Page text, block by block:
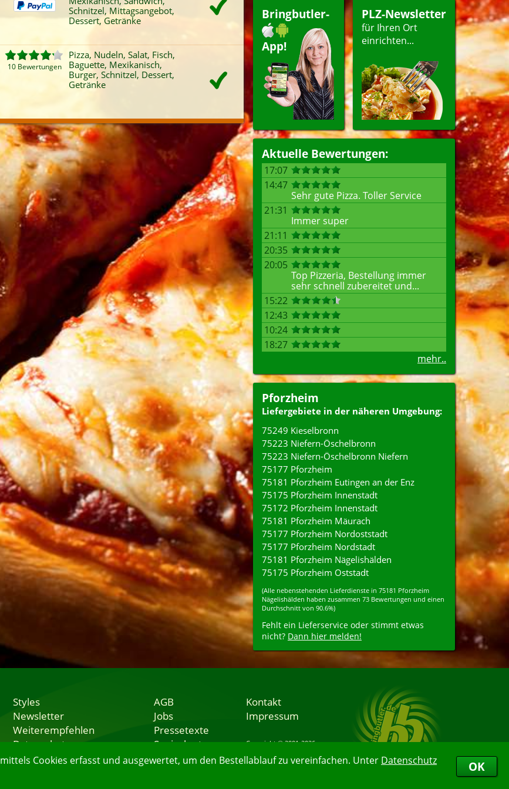
Cookies erfasst und ausgewertet, um den Bestellablauf zu vereinfachen. Unter Datenschutz
OK
Bringbutler-
App!
PLZ-Newsletter
für Ihren Ort
einrichten...
Aktuelle Bewertungen:
17:07
14:47
Sehr gute Pizza. Toller Service
21:31
Immer super
21:11
20:35
20:05
Top Pizzeria, Bestellung immer
sehr schnell zubereitet und...
15:22
12:43
10:24
18:27
mehr..
Pforzheim
Liefergebiete in der näheren Umgebung:
75249 Kieselbronn
75223 Niefern-Öschelbronn
75223 Niefern-Öschelbronn Niefern
75177 Pforzheim
75181 Pforzheim Eutingen an der Enz
75175 Pforzheim Innenstadt
75172 Pforzheim Innenstadt
75181 Pforzheim Mäurach
75177 Pforzheim Nordoststadt
75177 Pforzheim Nordstadt
75181 Pforzheim Nägelishälden
75175 Pforzheim Oststadt
(Alle nebenstehenden Lieferdienste in 75181 Pforzheim
Nägelishälden haben zusammen 73 Bewertungen und einen
Durchschnitt von 90.6%)
Fehlt ein Lieferservice oder stimmt etwas
nicht? Dann hier melden!
Chinesisch
Griechisch
Burger
Dessert
für um :
Schnitzel, Mittagsangebot,
Dessert, Getränke
10 Bewertungen
Pizza, Nudeln, Salat, Fisch,
Baguette, Mexikanisch,
Burger, Schnitzel, Dessert,
Getränke
Styles
Newsletter
Weiterempfehlen
Datenschutz
Nutzungsbedingungen
AGB
Jobs
Pressetexte
Speisekarten
Lieferservice
Kontakt
Impressum
Copyright © 2001-2026
07.08.2026 18:23:19